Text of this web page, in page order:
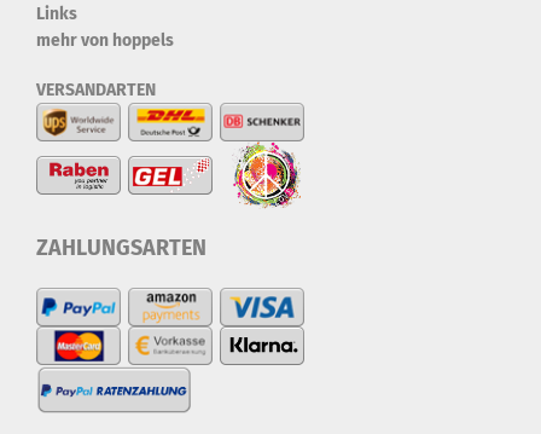
Links
mehr von hoppels
VERSANDARTEN
ZAHLUNGSARTEN